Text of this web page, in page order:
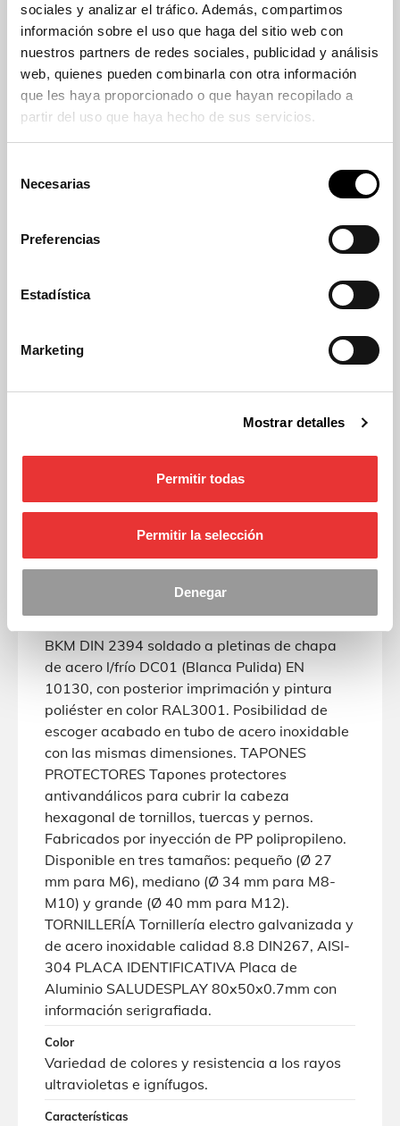
sociales y analizar el tráfico. Además, compartimos
información sobre el uso que haga del sitio web con
nuestros partners de redes sociales, publicidad y análisis
web, quienes pueden combinarla con otra información
que les haya proporcionado o que hayan recopilado a
partir del uso que haya hecho de sus servicios.
Necesarias
Preferencias
Estadística
Marketing
Mostrar detalles
Permitir todas
Permitir la selección
Denegar
Materiales
ESTRUCTURA MUELLE Muelle de acero
templado con acabado pintado en polvo
poliéster color rojo RAL3001. PLETINAS
MUELLE Y ANCLAJE Pletina base muelle-
anclaje al suelo fabricada en chapa de 5mm
asiento fabricada en chapa plegada de 3mm
(blanca pulida). Acabados en pintura poliéster
Inocuo y resistente al desgaste y a la
PANELES DECORATIVOS Paneles de
19mm de espesor, color uniforme, resistente a
hongos. Por su capacidad elástica actúa como
amortiguador de impactos resultando muy
difícil su rotura. No son tóxicos, y cumplen con
MANGUITOS/PUÑOS Y REPOSAPIES
Fabricados por inyección de PP polipropileno,
con perno interno M10 eléctrico galvanizado.
muelles de doble panel) Tubo de Ø30x2mm de
BKM DIN 2394 soldado a pletinas de chapa
de acero l/frío DC01 (Blanca Pulida) EN
10130, con posterior imprimación y pintura
poliéster en color RAL3001. Posibilidad de
escoger acabado en tubo de acero inoxidable
con las mismas dimensiones. TAPONES
PROTECTORES Tapones protectores
antivandálicos para cubrir la cabeza
hexagonal de tornillos, tuercas y pernos.
Fabricados por inyección de PP polipropileno.
Disponible en tres tamaños: pequeño (Ø 27
mm para M6), mediano (Ø 34 mm para M8-
M10) y grande (Ø 40 mm para M12).
TORNILLERÍA Tornillería electro galvanizada y
de acero inoxidable calidad 8.8 DIN267, AISI-
304 PLACA IDENTIFICATIVA Placa de
Aluminio SALUDESPLAY 80x50x0.7mm con
información serigrafiada.
Color
Variedad de colores y resistencia a los rayos
ultravioletas e ignífugos.
Características